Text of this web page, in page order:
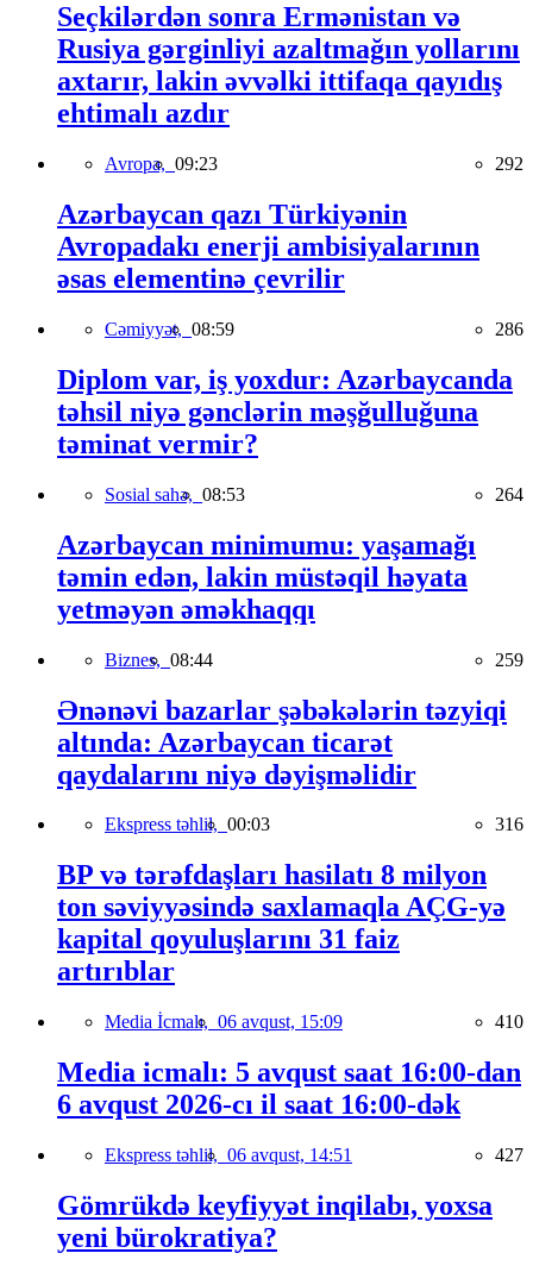
Seçkilərdən sonra Ermənistan və
Rusiya gərginliyi azaltmağın yollarını
axtarır, lakin əvvəlki ittifaqa qayıdış
ehtimalı azdır
Avropa, 09:23 292
Azərbaycan qazı Türkiyənin
Avropadakı enerji ambisiyalarının
əsas elementinə çevrilir
Cəmiyyət, 08:59 286
Diplom var, iş yoxdur: Azərbaycanda
təhsil niyə gənclərin məşğulluğuna
təminat vermir?
Sosial sahə, 08:53 264
Azərbaycan minimumu: yaşamağı
təmin edən, lakin müstəqil həyata
yetməyən əməkhaqqı
Biznes, 08:44 259
Ənənəvi bazarlar şəbəkələrin təzyiqi
altında: Azərbaycan ticarət
qaydalarını niyə dəyişməlidir
Ekspress təhlil, 00:03 316
BP və tərəfdaşları hasilatı 8 milyon
ton səviyyəsində saxlamaqla AÇG-yə
kapital qoyuluşlarını 31 faiz
artırıblar
Media İcmalı, 06 avqust, 15:09 410
Media icmalı: 5 avqust saat 16:00-dan
6 avqust 2026-cı il saat 16:00-dək
Ekspress təhlil, 06 avqust, 14:51 427
Gömrükdə keyfiyyət inqilabı, yoxsa
yeni bürokratiya?